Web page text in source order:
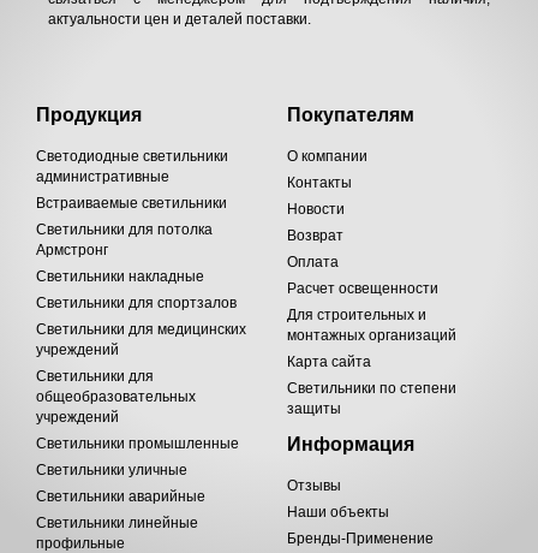
актуальности цен и деталей поставки.
Продукция
Светодиодные светильники
административные
Встраиваемые светильники
Светильники для потолка
Армстронг
Светильники накладные
Светильники для спортзалов
Светильники для медицинских
учреждений
Светильники для
общеобразовательных
учреждений
Светильники промышленные
Светильники уличные
Светильники аварийные
Светильники линейные
профильные
Покупателям
О компании
Контакты
Новости
Возврат
Оплата
Расчет освещенности
Для строительных и
монтажных организаций
Карта сайта
Светильники по степени
защиты
Информация
Отзывы
Наши объекты
Бренды-Применение